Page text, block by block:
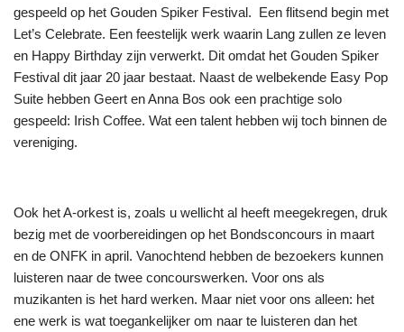
gespeeld op het Gouden Spiker Festival. Een flitsend begin met
Let’s Celebrate. Een feestelijk werk waarin Lang zullen ze leven
en Happy Birthday zijn verwerkt. Dit omdat het Gouden Spiker
Festival dit jaar 20 jaar bestaat. Naast de welbekende Easy Pop
Suite hebben Geert en Anna Bos ook een prachtige solo
gespeeld: Irish Coffee. Wat een talent hebben wij toch binnen de
vereniging.
Ook het A-orkest is, zoals u wellicht al heeft meegekregen, druk
bezig met de voorbereidingen op het Bondsconcours in maart
en de ONFK in april. Vanochtend hebben de bezoekers kunnen
luisteren naar de twee concourswerken. Voor ons als
muzikanten is het hard werken. Maar niet voor ons alleen: het
ene werk is wat toegankelijker om naar te luisteren dan het